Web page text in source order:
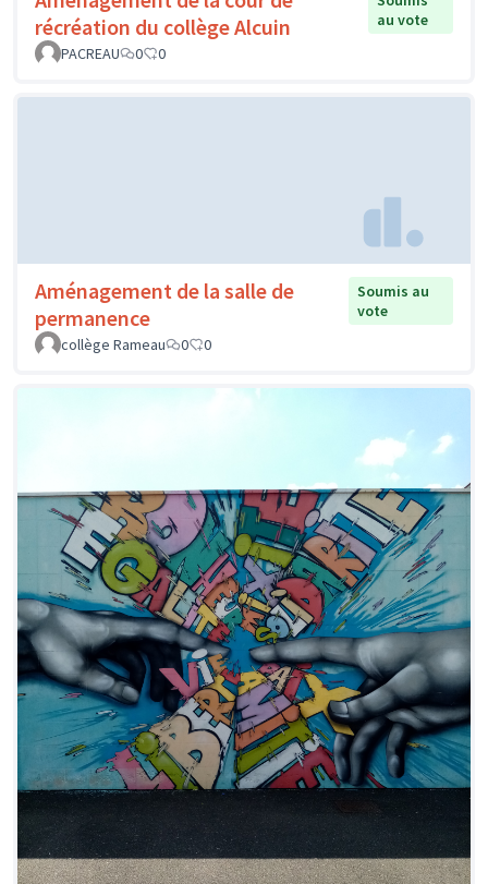
récréation du collège Alcuin
au vote
PACREAU
0 0
Aménagement de la salle de
permanence
Soumis au
vote
collège Rameau
0 0